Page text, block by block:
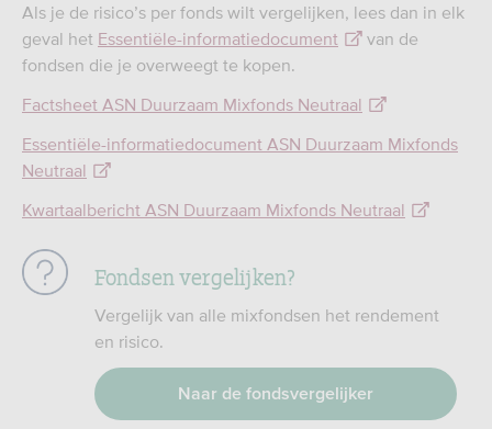
Als je de risico’s per fonds wilt vergelijken, lees dan in elk
geval het Essentiële-informatiedocument
van de
fondsen die je overweegt te kopen.
Factsheet ASN Duurzaam Mixfonds Neutraal
Essentiële-informatiedocument ASN Duurzaam Mixfonds
Neutraal
Kwartaalbericht ASN Duurzaam Mixfonds Neutraal
Fondsen vergelijken?
Vergelijk van alle mixfondsen het rendement
en risico.
Naar de fondsvergelijker